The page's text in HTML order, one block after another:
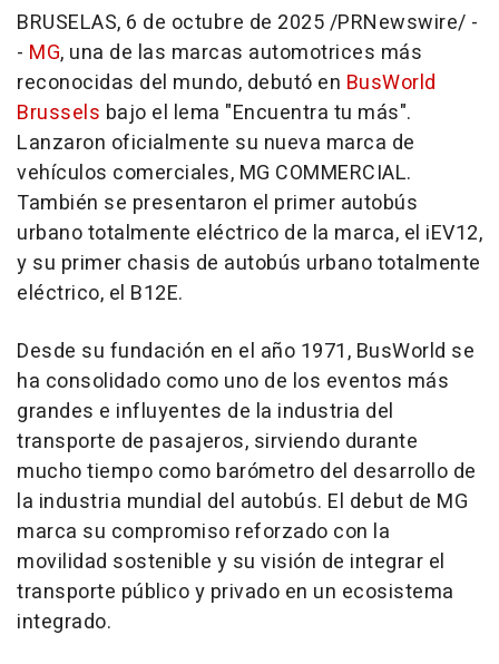
BRUSELAS, 6 de octubre de 2025/PRNewswire/ -
- MG, una de las marcas automotrices más
reconocidas del mundo, debutó en BusWorld
Brussels bajo el lema "Encuentra tu más".
Lanzaron oficialmente su nueva marca de
vehículos comerciales, MG COMMERCIAL.
También se presentaron el primer autobús
urbano totalmente eléctrico de la marca, el iEV12,
y su primer chasis de autobús urbano totalmente
eléctrico, el B12E.
Desde su fundación en el año 1971, BusWorld se
ha consolidado como uno de los eventos más
grandes e influyentes de la industria del
transporte de pasajeros, sirviendo durante
mucho tiempo como barómetro del desarrollo de
la industria mundial del autobús. El debut de MG
marca su compromiso reforzado con la
movilidad sostenible y su visión de integrar el
transporte público y privado en un ecosistema
integrado.